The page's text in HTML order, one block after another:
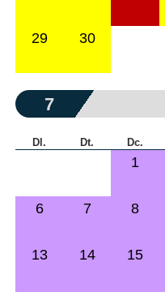
29 30
7
Dl. Dt. Dc.
1
6 7 8
13 14 15